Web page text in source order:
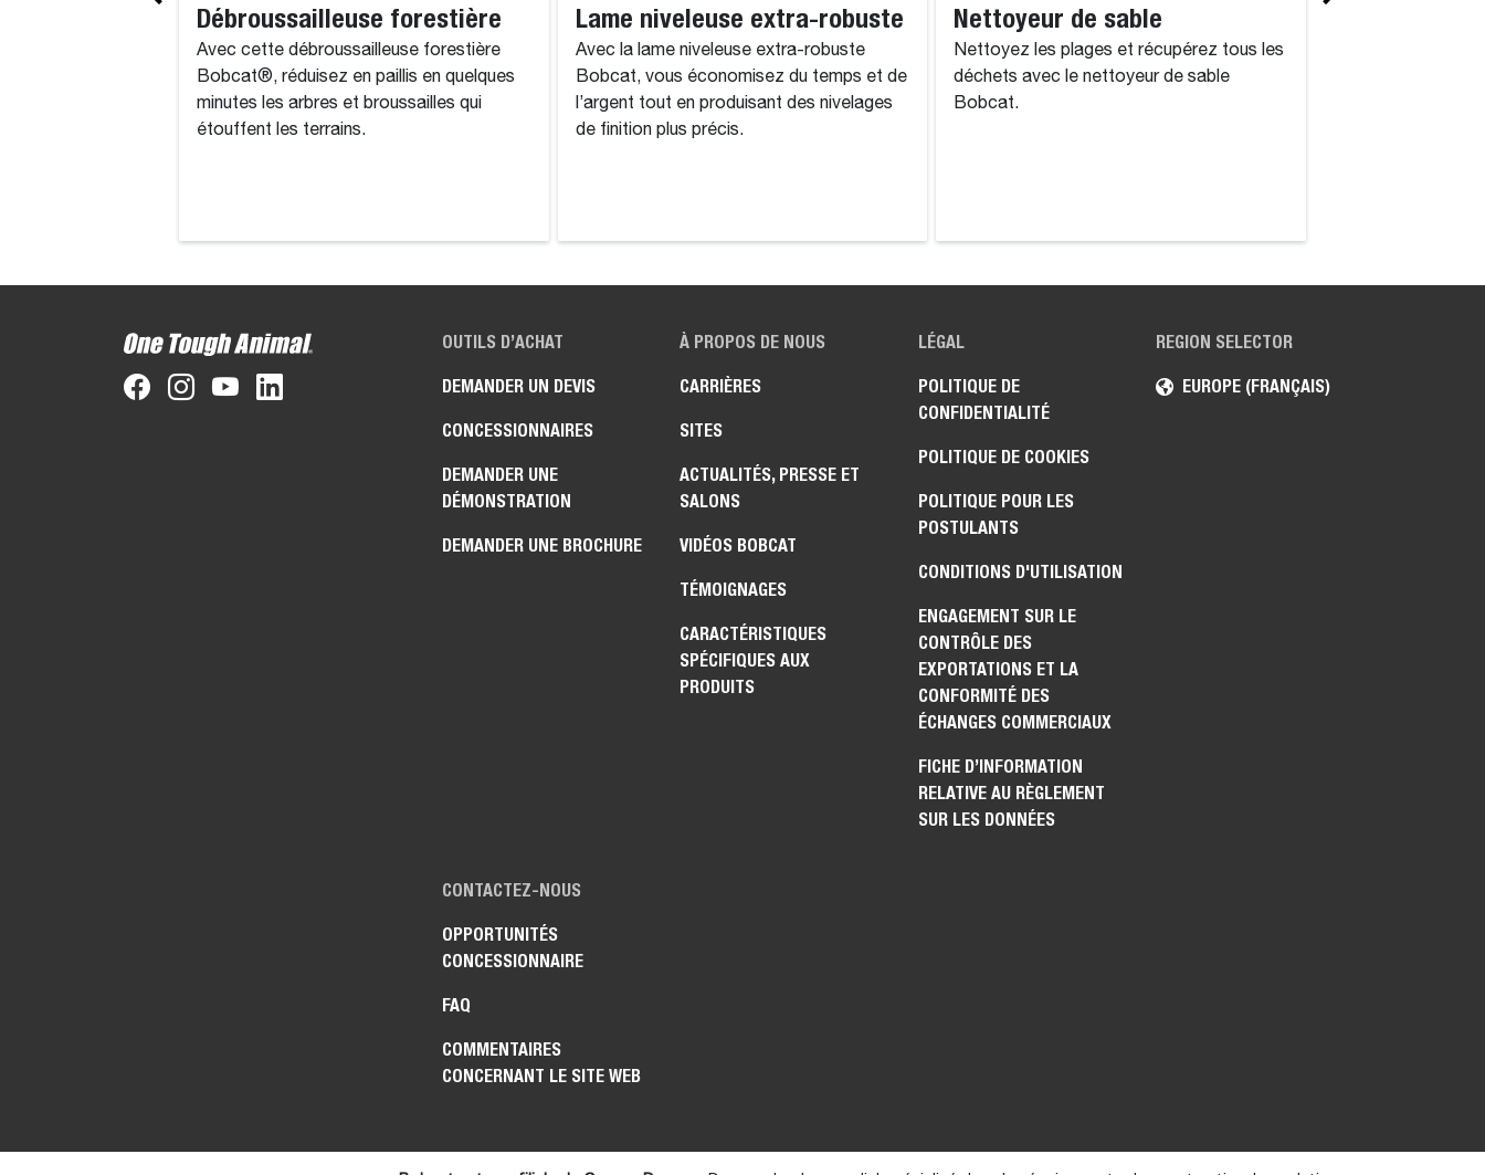
Débroussailleuse forestière
Avec cette débroussailleuse forestière
Bobcat®, réduisez en paillis en quelques
minutes les arbres et broussailles qui
étouffent les terrains.
Lame niveleuse extra-robuste
Avec la lame niveleuse extra-robuste
Bobcat, vous économisez du temps et de
l’argent tout en produisant des nivelages
de finition plus précis.
Nettoyeur de sable
Nettoyez les plages et récupérez tous les
déchets avec le nettoyeur de sable
Bobcat.
REGION SELECTOR
EUROPE (FRANÇAIS)
OUTILS D’ACHAT
DEMANDER UN DEVIS
CONCESSIONNAIRES
DEMANDER UNE
DÉMONSTRATION
DEMANDER UNE BROCHURE
À PROPOS DE NOUS
CARRIÈRES
SITES
ACTUALITÉS, PRESSE ET
SALONS
VIDÉOS BOBCAT
TÉMOIGNAGES
CARACTÉRISTIQUES
SPÉCIFIQUES AUX
PRODUITS
LÉGAL
POLITIQUE DE
CONFIDENTIALITÉ
POLITIQUE DE COOKIES
POLITIQUE POUR LES
POSTULANTS
CONDITIONS D'UTILISATION
ENGAGEMENT SUR LE
CONTRÔLE DES
EXPORTATIONS ET LA
CONFORMITÉ DES
ÉCHANGES COMMERCIAUX
FICHE D’INFORMATION
RELATIVE AU RÈGLEMENT
SUR LES DONNÉES
CONTACTEZ-NOUS
OPPORTUNITÉS
CONCESSIONNAIRE
FAQ
COMMENTAIRES
CONCERNANT LE SITE WEB